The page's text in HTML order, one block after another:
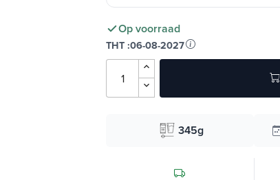
Op voorraad
THT :06-08-2027
345g